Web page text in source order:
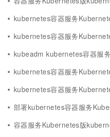
kubernetes容器服务
kubernetes容器服务
kubeadm kubernetes容器服
kubernetes容器服务
kubernetes容器服务
部署kubernetes容器服务
容器服务Kubernetes版